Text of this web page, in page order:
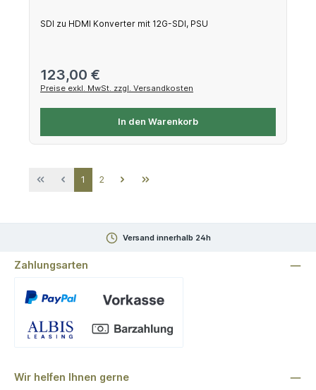
SDI zu HDMI Konverter mit 12G-SDI, PSU
Regulärer Preis:
123,00 €
Preise exkl. MwSt. zzgl. Versandkosten
In den Warenkorb
Seite
1 Seite
2
Versand innerhalb 24h
Zahlungsarten
Wir helfen Ihnen gerne